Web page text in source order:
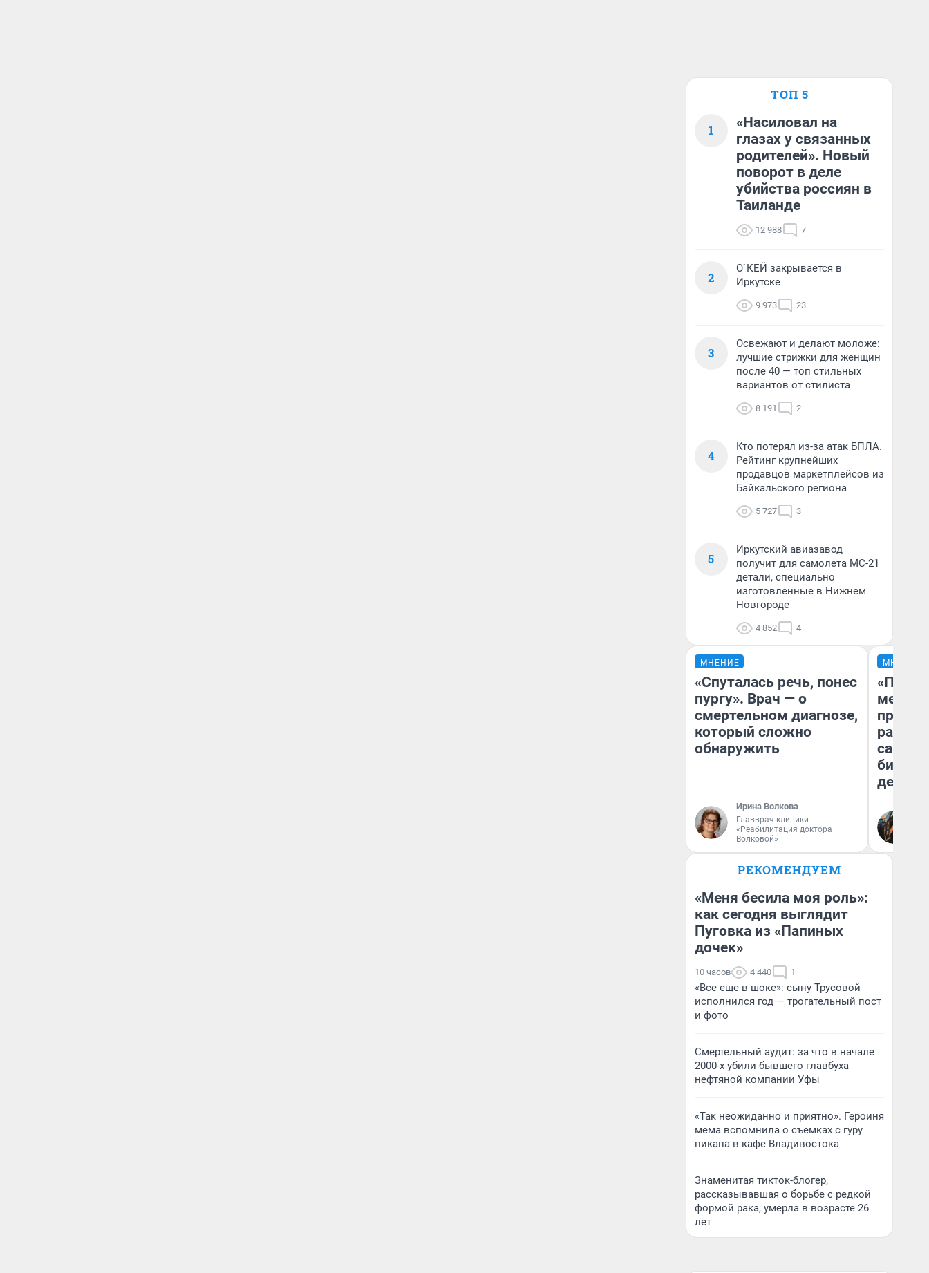
ТОП 5
1
«Насиловал на
глазах у связанных
родителей». Новый
поворот в деле
убийства россиян в
Таиланде
12 988 7
2
О`КЕЙ закрывается в
Иркутске
9 973 23
3
Освежают и делают моложе:
лучшие стрижки для женщин
после 40 — топ стильных
вариантов от стилиста
8 191 2
4
Кто потерял из-за атак БПЛА.
Рейтинг крупнейших
продавцов маркетплейсов из
Байкальского региона
5 727 3
5
Иркутский авиазавод
получит для самолета МС-21
детали, специально
изготовленные в Нижнем
Новгороде
4 852 4
МНЕНИЕ
«Спуталась речь, понес
пургу». Врач — о
смертельном диагнозе,
который сложно
обнаружить
Ирина Волкова
Главврач клиники
«Реабилитация доктора
Волковой»
МНЕНИЕ
самом
РЕКОМЕНДУЕМ
«Меня бесила моя роль»:
как сегодня выглядит
Пуговка из «Папиных
дочек»
10 часов 4 440 1
«Все еще в шоке»: сыну Трусовой
исполнился год — трогательный пост
и фото
Смертельный аудит: за что в начале
2000-х убили бывшего главбуха
нефтяной компании Уфы
«Так неожиданно и приятно». Героиня
мема вспомнила о съемках с гуру
пикапа в кафе Владивостока
Знаменитая тикток-блогер,
рассказывавшая о борьбе с редкой
формой рака, умерла в возрасте 26
лет